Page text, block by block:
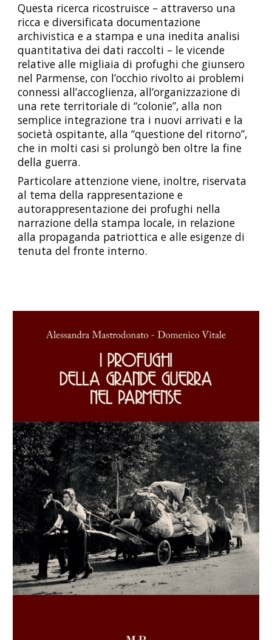
Questa ricerca ricostruisce – attraverso una
ricca e diversificata documentazione
archivistica e a stampa e una inedita analisi
quantitativa dei dati raccolti – le vicende
relative alle migliaia di profughi che giunsero
nel Parmense, con l’occhio rivolto ai problemi
connessi all’accoglienza, all’organizzazione di
una rete territoriale di “colonie”, alla non
semplice integrazione tra i nuovi arrivati e la
società ospitante, alla “questione del ritorno”,
che in molti casi si prolungò ben oltre la fine
della guerra.
Particolare attenzione viene, inoltre, riservata
al tema della rappresentazione e
autorappresentazione dei profughi nella
narrazione della stampa locale, in relazione
alla propaganda patriottica e alle esigenze di
tenuta del fronte interno.